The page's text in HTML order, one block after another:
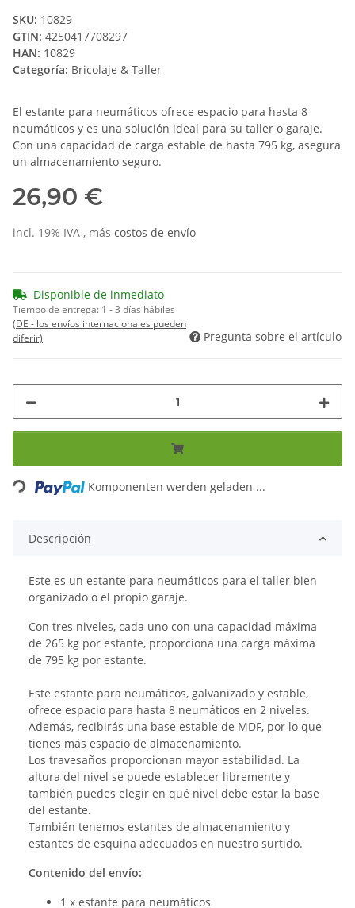
SKU: 10829
GTIN: 4250417708297
HAN: 10829
Categoría: Bricolaje & Taller
El estante para neumáticos ofrece espacio para hasta 8
neumáticos y es una solución ideal para su taller o garaje.
Con una capacidad de carga estable de hasta 795 kg, asegura
un almacenamiento seguro.
26,90 €
incl. 19% IVA , más costos de envío
Disponible de inmediato
Tiempo de entrega: 1 - 3 días hábiles
(DE - los envíos internacionales pueden
diferir)
Pregunta sobre el artículo
Loading... Komponenten werden geladen ...
Descripción
Este es un estante para neumáticos para el taller bien
organizado o el propio garaje.
Con tres niveles, cada uno con una capacidad máxima
de 265 kg por estante, proporciona una carga máxima
de 795 kg por estante.
Este estante para neumáticos, galvanizado y estable,
ofrece espacio para hasta 8 neumáticos en 2 niveles.
Además, recibirás una base estable de MDF, por lo que
tienes más espacio de almacenamiento.
Los travesaños proporcionan mayor estabilidad. La
altura del nivel se puede establecer libremente y
también puedes elegir en qué nivel debe estar la base
del estante.
También tenemos estantes de almacenamiento y
estantes de esquina adecuados en nuestro surtido.
Contenido del envío:
1 x estante para neumáticos